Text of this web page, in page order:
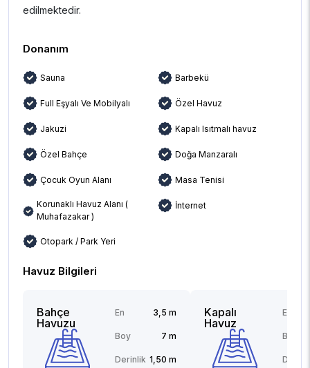
edilmektedir.
Donanım
Sauna Barbekü
Full Eşyalı Ve Mobilyalı Özel Havuz
Jakuzi Kapalı Isıtmalı havuz
Özel Bahçe Doğa Manzaralı
Çocuk Oyun Alanı Masa Tenisi
Korunaklı Havuz Alanı (
Muhafazakar )
İnternet
Otopark / Park Yeri
Havuz Bilgileri
Bahçe
Havuzu
En 3,5 m
Boy 7 m
Derinlik 1,50 m
Kapalı
Havuz
En
Boy